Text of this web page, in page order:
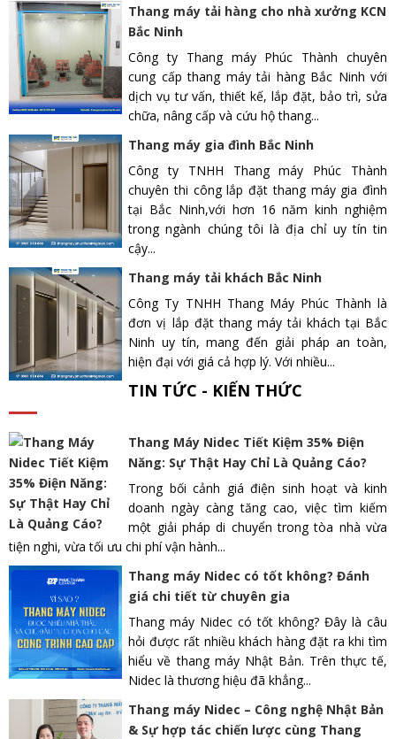
Thang máy tải hàng cho nhà xưởng KCN
Bắc Ninh
Công ty Thang máy Phúc Thành chuyên
cung cấp thang máy tải hàng Bắc Ninh với
dịch vụ tư vấn, thiết kế, lắp đặt, bảo trì, sửa
chữa, nâng cấp và cứu hộ thang...
Thang máy gia đình Bắc Ninh
Công ty TNHH Thang máy Phúc Thành
chuyên thi công lắp đặt thang máy gia đình
tại Bắc Ninh,với hơn 16 năm kinh nghiệm
trong ngành chúng tôi là địa chỉ uy tín tin
cậy...
Thang máy tải khách Bắc Ninh
Công Ty TNHH Thang Máy Phúc Thành là
đơn vị lắp đặt thang máy tải khách tại Bắc
Ninh uy tín, mang đến giải pháp an toàn,
hiện đại với giá cả hợp lý. Với nhiều...
TIN TỨC - KIẾN THỨC
Thang Máy Nidec Tiết Kiệm 35% Điện
Năng: Sự Thật Hay Chỉ Là Quảng Cáo?
Trong bối cảnh giá điện sinh hoạt và kinh
doanh ngày càng tăng cao, việc tìm kiếm
một giải pháp di chuyển trong tòa nhà vừa
tiện nghi, vừa tối ưu chi phí vận hành...
Thang máy Nidec có tốt không? Đánh
giá chi tiết từ chuyên gia
Thang máy Nidec có tốt không? Đây là câu
hỏi được rất nhiều khách hàng đặt ra khi tìm
hiểu về thang máy Nhật Bản. Trên thực tế,
Nidec là thương hiệu đã khẳng...
Thang máy Nidec – Công nghệ Nhật Bản
& Sự hợp tác chiến lược cùng Thang